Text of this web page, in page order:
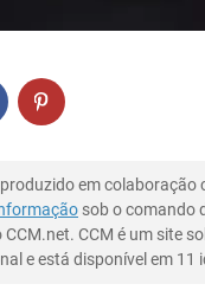
em colaboração
sob o comando
CCM é um site
e está disponível em 11